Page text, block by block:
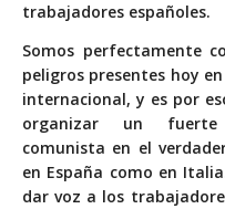
trabajadores españoles.
Somos perfectamente
peligros presentes hoy
internacional, y es por
organizar un fuerte
comunista en el
en España como en
dar voz a los